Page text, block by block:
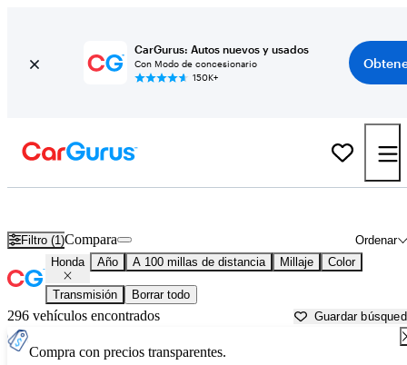
CarGurus: Autos nuevos y usados
Con Modo de concesionario
150K+
Filtro (1) Ordenar
Compara
Honda Año A 100 millas de distancia Millaje Color
Transmisión Borrar todo
296 vehículos encontrados Guardar
Compra con precios transparentes.